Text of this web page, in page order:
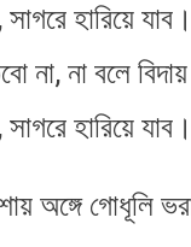
হারিয়ে যাব।
না, না বলে
হারিয়ে যাব।
অঙ্গে গোধূলি